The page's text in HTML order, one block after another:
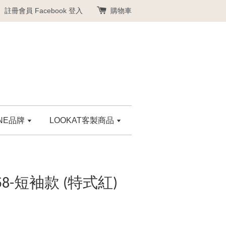
註冊會員 Facebook 登入 購物車
品牌 LOOKAT客製商品
短袖款 (特式紅)